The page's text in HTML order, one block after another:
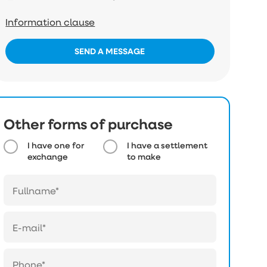
Information clause
SEND A MESSAGE
Other forms of purchase
I have one for
exchange
I have a settlement
to make